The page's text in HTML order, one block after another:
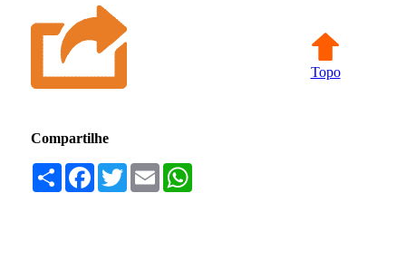
Topo
Compartilhe
Compartilhar
Facebook
TwitterEmail